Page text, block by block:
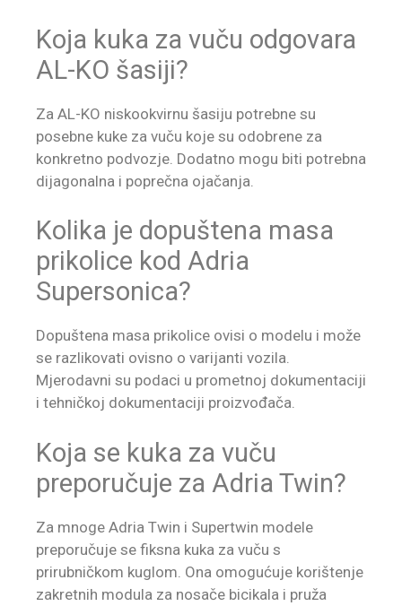
Koja kuka za vuču odgovara
AL-KO šasiji?
Za AL-KO niskookvirnu šasiju potrebne su
posebne kuke za vuču koje su odobrene za
konkretno podvozje. Dodatno mogu biti potrebna
dijagonalna i poprečna ojačanja.
Kolika je dopuštena masa
prikolice kod Adria
Supersonica?
Dopuštena masa prikolice ovisi o modelu i može
se razlikovati ovisno o varijanti vozila.
Mjerodavni su podaci u prometnoj dokumentaciji
i tehničkoj dokumentaciji proizvođača.
Koja se kuka za vuču
preporučuje za Adria Twin?
Za mnoge Adria Twin i Supertwin modele
preporučuje se fiksna kuka za vuču s
prirubničkom kuglom. Ona omogućuje korištenje
zakretnih modula za nosače bicikala i pruža